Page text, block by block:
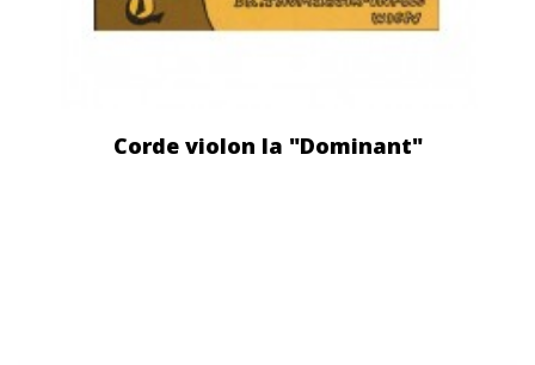
Corde violon la "Dominant"